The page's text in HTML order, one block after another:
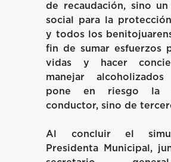
de recaudación, sino
social para la
y todos los
fin de sumar esfuerzos
vidas y hacer
manejar
pone en riesgo la
conductor, sino de
Al concluir el
Presidenta Municipal,